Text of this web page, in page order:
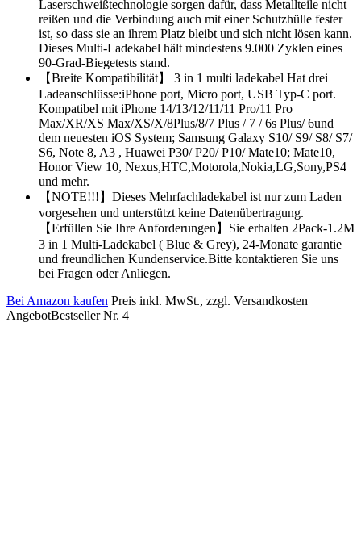
Laserschweißtechnologie sorgen dafür, dass Metallteile nicht
reißen und die Verbindung auch mit einer Schutzhülle fester
ist, so dass sie an ihrem Platz bleibt und sich nicht lösen kann.
Dieses Multi-Ladekabel hält mindestens 9.000 Zyklen eines
90-Grad-Biegetests stand.
【Breite Kompatibilität】 3 in 1 multi ladekabel Hat drei
Ladeanschlüsse:iPhone port, Micro port, USB Typ-C port.
Kompatibel mit iPhone 14/13/12/11/11 Pro/11 Pro
Max/XR/XS Max/XS/X/8Plus/8/7 Plus / 7 / 6s Plus/ 6und
dem neuesten iOS System; Samsung Galaxy S10/ S9/ S8/ S7/
S6, Note 8, A3 , Huawei P30/ P20/ P10/ Mate10; Mate10,
Honor View 10, Nexus,HTC,Motorola,Nokia,LG,Sony,PS4
und mehr.
【NOTE!!!】Dieses Mehrfachladekabel ist nur zum Laden
vorgesehen und unterstützt keine Datenübertragung.
【Erfüllen Sie Ihre Anforderungen】Sie erhalten 2Pack-1.2M
3 in 1 Multi-Ladekabel ( Blue & Grey), 24-Monate garantie
und freundlichen Kundenservice.Bitte kontaktieren Sie uns
bei Fragen oder Anliegen.
Bei Amazon kaufen Preis inkl. MwSt., zzgl. Versandkosten
AngebotBestseller Nr. 4